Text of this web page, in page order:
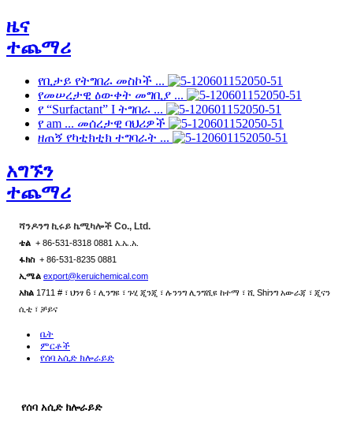
ዜና
ተጨማሪ
የቢታይ የትግበራ መስኮች ...
የመሠረታዊ ዕውቀት መግቢያ ...
የ “Surfactant” I ትግበራ ...
የ am ... መሰረታዊ ባህሪዎች
ዘጠኝ የካቲክቲክ ተግባራት ...
አግኙን
ተጨማሪ
ሻንዶንግ ኪሩይ ኬሚካሎች Co., Ltd.
ቴል + 86-531-8318 0881 እ.ኤ.አ.
ፋክስ+ 86-531-8235 0881
ኢሜል export@keruichemical.com
አክል 1711 # ፣ ህንፃ 6 ፣ ሊንግዩ ፣ ጉሂ ጂንጂ ፣ ሉንንግ ሊንግሺዩ ከተማ ፣ ሺ Shiንግ አውራጃ ፣ ጂናን
ሲቲ ፣ ቻይና
ቤት
ምርቶች
የሰባ አሲድ ክሎራይድ
የሰባ አሲድ ክሎራይድ